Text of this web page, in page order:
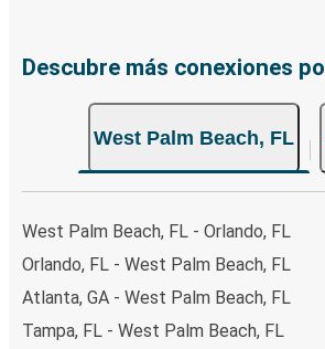
Descubre más conexiones
West Palm Beach, FL
West Palm Beach, FL - Orlando, FL
Orlando, FL - West Palm Beach, FL
Atlanta, GA - West Palm Beach, FL
Tampa, FL - West Palm Beach, FL